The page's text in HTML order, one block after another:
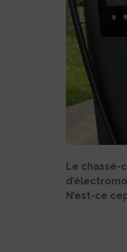
Le chassé-
N’est-ce